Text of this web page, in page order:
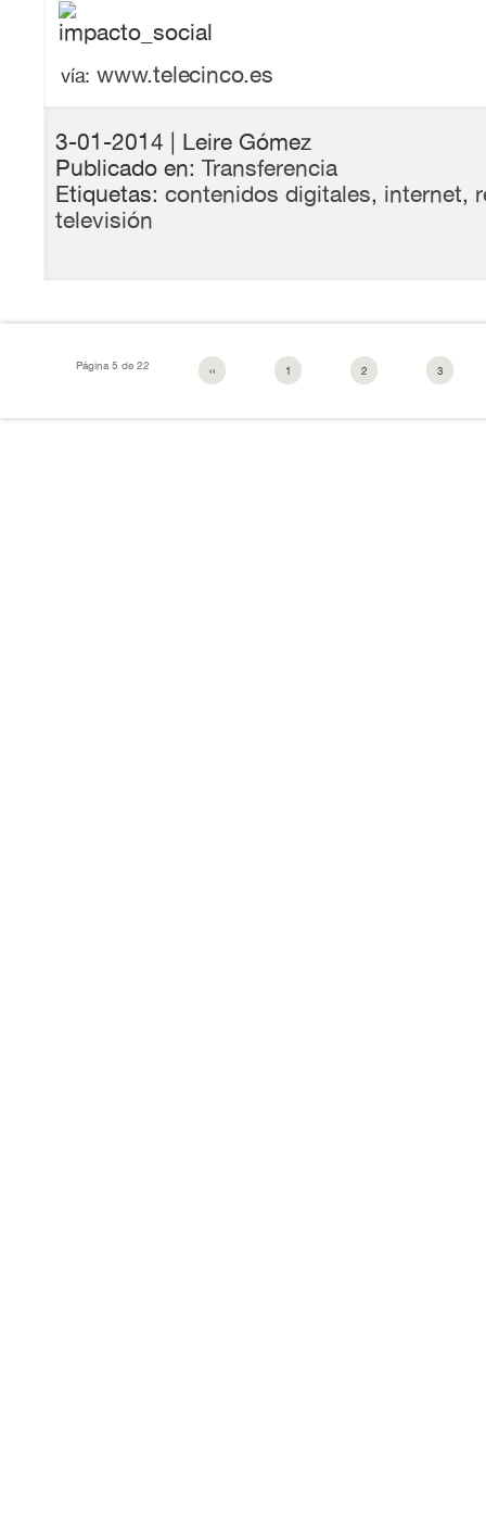
vía: www.telecinco.es
3-01-2014 | Leire Gómez
Publicado en: Transferencia
Etiquetas: contenidos digitales, internet,
televisión
Página 5 de 22 ‹‹ 1 2 3